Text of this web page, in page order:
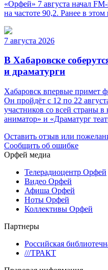
«Орфей» 7 августа начал
на частоте 90,2. Ранее в
7 августа 2026
В Хабаровске
и драматурги
Хабаровск впервые примет
Он пройдёт с 12 по 22
участников со всей страны
аниматор» и «Драматург
Оставить отзыв или
Сообщить об ошибке
Орфей медиа
Телерадиоцентр Орфей
Видео Орфей
Афиша Орфей
Ноты Орфей
Коллективы Орфей
Партнеры
Российская
///ТРАКТ